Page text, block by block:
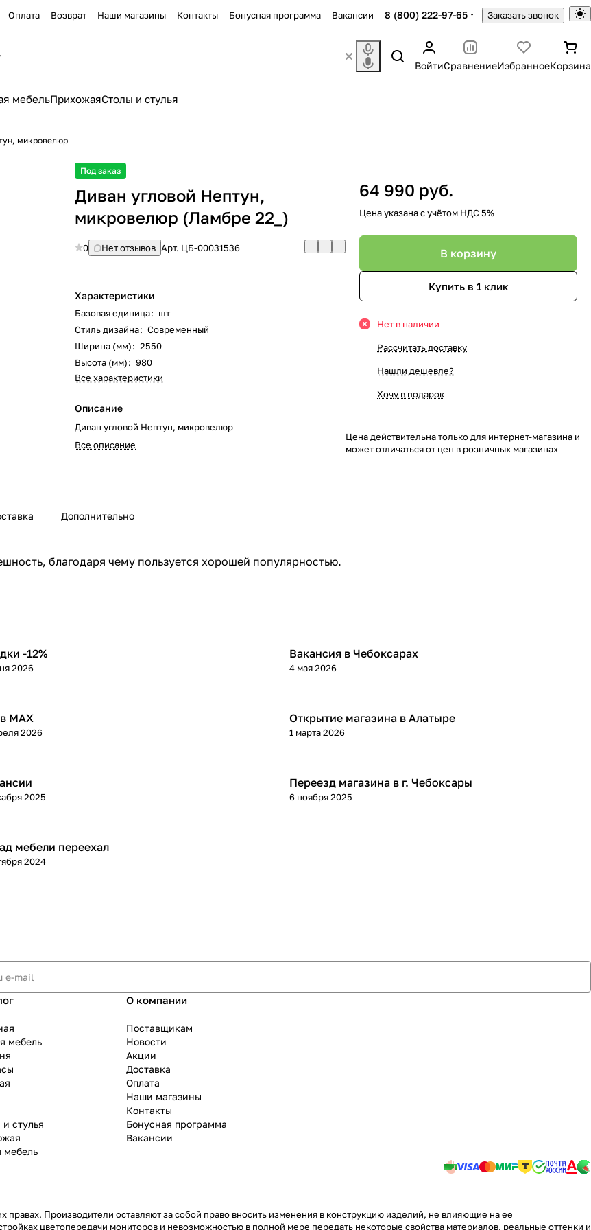
Оплата Возврат Наши магазины Контакты Бонусная программа Вакансии 8 (800) 222-97-65 Заказать звонок
ВойтиСравнениеИзбранноеКорзина
мебельПрихожаяСтолы и стулья
микровелюр
Под заказ
Диван угловой Нептун,
микровелюр (Ламбре 22_)
0 Нет отзывов Арт. ЦБ-00031536
Характеристики
Базовая единица: шт
Стиль дизайна: Современный
Ширина (мм): 2550
Высота (мм): 980
Все характеристики
Описание
Диван угловой Нептун, микровелюр
Все описание
64 990 руб.
Цена указана с учётом НДС 5%
В корзину
Купить в 1 клик
Нет в наличии
Рассчитать доставку
Нашли дешевле?
Хочу в подарок
Цена действительна только для интернет-магазина и
может отличаться от цен в розничных магазинах
Дополнительно
благодаря чему пользуется хорошей популярностью.
-12%
2026
Вакансия в Чебоксарах
4 мая 2026
МАХ
2026
Открытие магазина в Алатыре
1 марта 2026
2025
Переезд магазина в г. Чебоксары
6 ноября 2025
мебели переехал
2024
мебель
стулья
мебель
О компании
Поставщикам
Новости
Акции
Доставка
Оплата
Наши магазины
Контакты
Бонусная программа
Вакансии
Производители оставляют за собой право вносить изменения в конструкцию изделий, не влияющие на ее
цветопередачи мониторов и невозможностью в полной мере передать некоторые свойства материалов, реальные оттенки и